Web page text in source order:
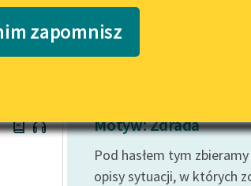
i
Katalog
Katalog w formacie PDF
zapomnisz
Motyw: Zdrada
Pod hasłem tym
opisy sytuacji, w których